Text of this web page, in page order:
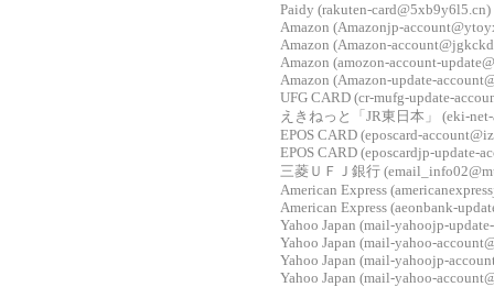
Paidy (rakuten-card@5xb9y6l5.cn)
Amazon (Amazonjp-
Amazon (Amazon-
Amazon (amozon-account-
Amazon (Amazon-update-
UFG CARD (cr-mufg-update-
えきねっと「JR東日本」 (eki-
EPOS CARD (eposcard-
EPOS CARD (eposcardjp-update-
三菱ＵＦＪ銀行
American Express
American Express (aeonbank-
Yahoo Japan (mail-yahoojp-
Yahoo Japan (mail-yahoo-
Yahoo Japan (mail-yahoojp-
Yahoo Japan (mail-yahoo-